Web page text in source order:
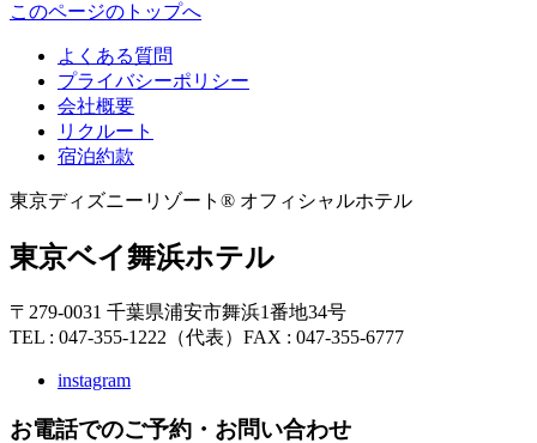
このページのトップへ
よくある質問
プライバシーポリシー
会社概要
リクルート
宿泊約款
東京ディズニーリゾート® オフィシャルホテル
東京ベイ舞浜ホテル
〒279-0031 千葉県浦安市舞浜1番地34号
TEL : 047-355-1222（代表） FAX : 047-355-6777
instagram
お電話でのご予約・お問い合わせ